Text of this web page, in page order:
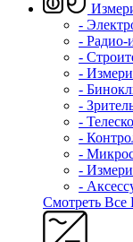
-
- Радио-
-
-
-
-
-
-
-
-
-
Смотреть Все